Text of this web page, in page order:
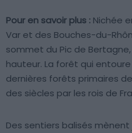
Pour en savoir plus : Nichée
Var et des Bouches-du-
sommet du Pic de
hauteur. La forêt qui
dernières forêts primaires
des siècles par les rois de
Des sentiers balisés